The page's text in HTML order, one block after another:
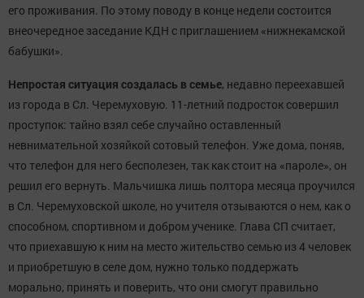
его проживания. По этому поводу в конце недели состоится
внеочередное заседание КДН с приглашением «нижнекамской
бабушки».
Непростая ситуация создалась в семье, недавно переехавшей
из города в Сл. Черемуховую. 11-летний подросток совершил
проступок: тайно взял себе случайно оставленный
невнимательной хозяйкой сотовый телефон. Уже дома, поняв,
что телефон для него бесполезен, так как стоит на «пароле», он
решил его вернуть. Мальчишка лишь полтора месяца проучился
в Сл. Черемуховской школе, но учителя отзываются о нем, как о
способном, спортивном и добром ученике. Глава СП считает,
что приехавшую к ним на место жительство семью из 4 человек
и приобретшую в селе дом, нужно только поддержать
морально, принять и поверить, что они смогут правильно